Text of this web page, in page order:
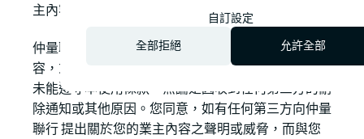
主內容之使用及利益之權利。
仲量聯行有權（但無義務）全權酌情刪除任何業主內
容，或就您的業主內容而終止或暫停您的賬戶，如您
未能遵守本使用條款，無論是因收到任何第三方的刪
除通知或其他原因。您同意，如有任何第三方向仲量
聯行 提出關於您的業主內容之聲明或威脅，而與您
自訂設定
全部拒絕
允許全部